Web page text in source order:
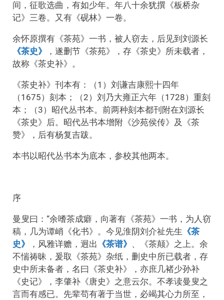
间，征歌选曲，有如少年。年八十余犹撰《板桥杂
记》三卷。又有《砚林》一卷。
余怀原撰有《茶苑》一书，被人窃去，后见到刘源长
《茶史》
，遂删节《茶苑》，存《茶史》所未载者，
故称《茶史补》。
《茶史补》刊本有：（1）刘谦吉康熙十四年
（1675）刻本；（2）刘乃大雍正六年（1728）重刻
本；（3）昭代丛书本。前两种刻本都刊附在刘源长
《茶史》后。昭代丛书本增附《沙苑侯传》及《茶
赞》，后有杨复吉跋。
本书以昭代丛书本为底本，参校其他两本。
序
曼叟曰：“余嗜茶成癖，向著有《茶苑》一书，为人窃
稿，几为谭峭《化书》。今见淮阴刘介祉先生 《茶
史》
，风雅详赡，迥出 《茶谱》 、《茶颠》之上。余
不惴祷昧，爰取《茶苑》杂纸，删史中所已载者，存
史中所未备者，名曰《茶史补》，亦庶几褚少孙补
《史记》，李肇补《唐史》之意云尔。不孝读曼叟之
言而有感已。先辈苟有著于当世，必竭其心力所至，